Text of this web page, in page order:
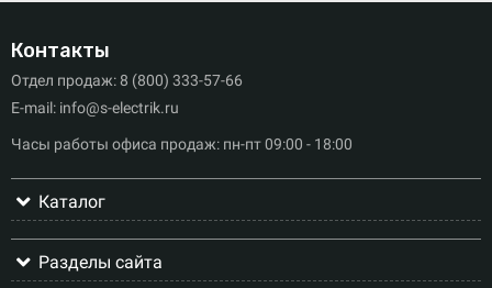
Контакты
Отдел продаж: 8 (800) 333-57-66
E-mail: info@s-electrik.ru
Часы работы офиса продаж: пн-пт 09:00 - 18:00
Каталог
Разделы сайта